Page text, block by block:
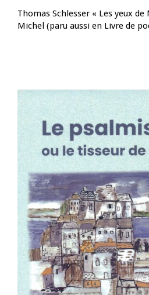
Thomas Schlesser « Les yeux
Michel (paru aussi en Livre de